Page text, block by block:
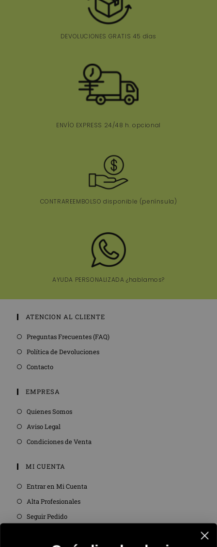
DEVOLUCIONES GRATIS 45 días
ENVÍO EXPRESS 24/48 h. opcional
CONTRAREEMBOLSO disponible (península)
AYUDA PERSONALIZADA ¿hablamos?
ATENCION AL CLIENTE
Preguntas Frecuentes (FAQ)
Política de Devoluciones
Contacto
EMPRESA
Quienes Somos
Aviso Legal
Condiciones de Venta
MI CUENTA
Entrar en Mi Cuenta
Alta Profesionales
Seguir Pedido